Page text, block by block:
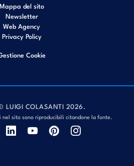
Mappa del sito
Newsletter
Web Agency
Privacy Policy
Cookie
LUIGI COLASANTI 2026.
sito sono riproducibili citandone la fonte.